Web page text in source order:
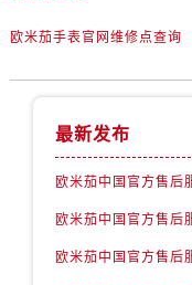
欧米茄手表官网维修点查询
最新发布